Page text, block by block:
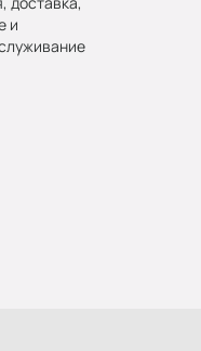
и